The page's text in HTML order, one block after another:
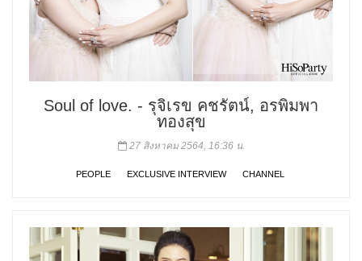
Soul of love. - รุจิเรข คชรัตน์, อรพิมพา
ทองสุข
27 สิงหาคม 2564, 16:36 น.
PEOPLE EXCLUSIVE INTERVIEW CHANNEL